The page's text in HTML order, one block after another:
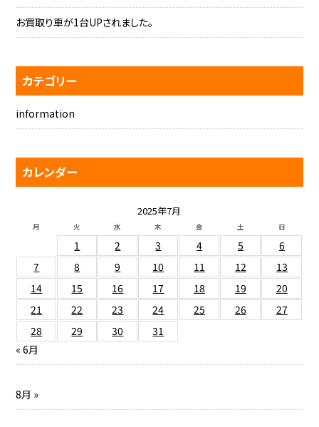
お買取り車が1台UPされました。
カテゴリー
information
カレンダー
2025年7月
月 火 水 木 金 土 日
1 2 3 4 5
6
7
8 9 10 11 12
13
14
15 16 17 18 19
20
21
22 23 24 25 26
27
28
29 30
31
« 6月
8月 »